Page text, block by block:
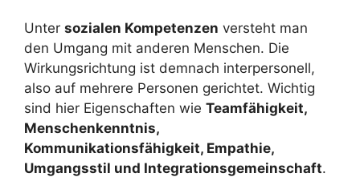
Unter sozialen Kompetenzen versteht man
den Umgang mit anderen Menschen. Die
Wirkungsrichtung ist demnach interpersonell,
also auf mehrere Personen gerichtet. Wichtig
sind hier Eigenschaften wie Teamfähigkeit,
Menschenkenntnis,
Kommunikationsfähigkeit, Empathie,
Umgangsstil und Integrationsgemeinschaft.